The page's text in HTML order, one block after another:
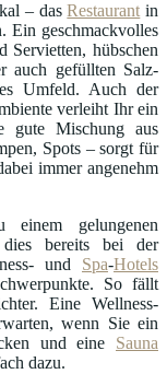
– dasRestaurant in
Ein geschmackvolles
Servietten, hübschen
auch gefüllten Salz-
Umfeld. Auch der
verleiht Ihr ein
gute Mischung aus
Spots – sorgt für
immer angenehm
gelungenen
dies bereits bei der
und Spa-Hotels
So fällt
Eine Wellness-
wenn Sie ein
und eine Sauna
dazu.